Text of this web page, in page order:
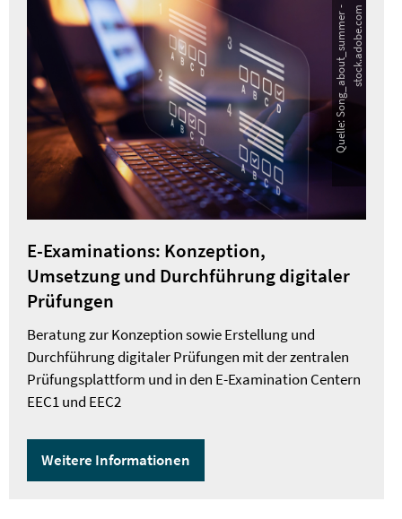
Q
u
e
l
l
e
:
S
o
n
g
_
a
b
o
u
t
_
s
u
m
m
e
r
-
s
t
o
c
k
.
a
d
o
b
e
.
c
om
E-Examinations: Konzeption,
Umsetzung und Durchführung digitaler
Prüfungen
Beratung zur Konzeption sowie Erstellung und
Durchführung digitaler Prüfungen mit der zentralen
Prüfungsplattform und in den E-Examination Centern
EEC1 und EEC2
Weitere Informationen